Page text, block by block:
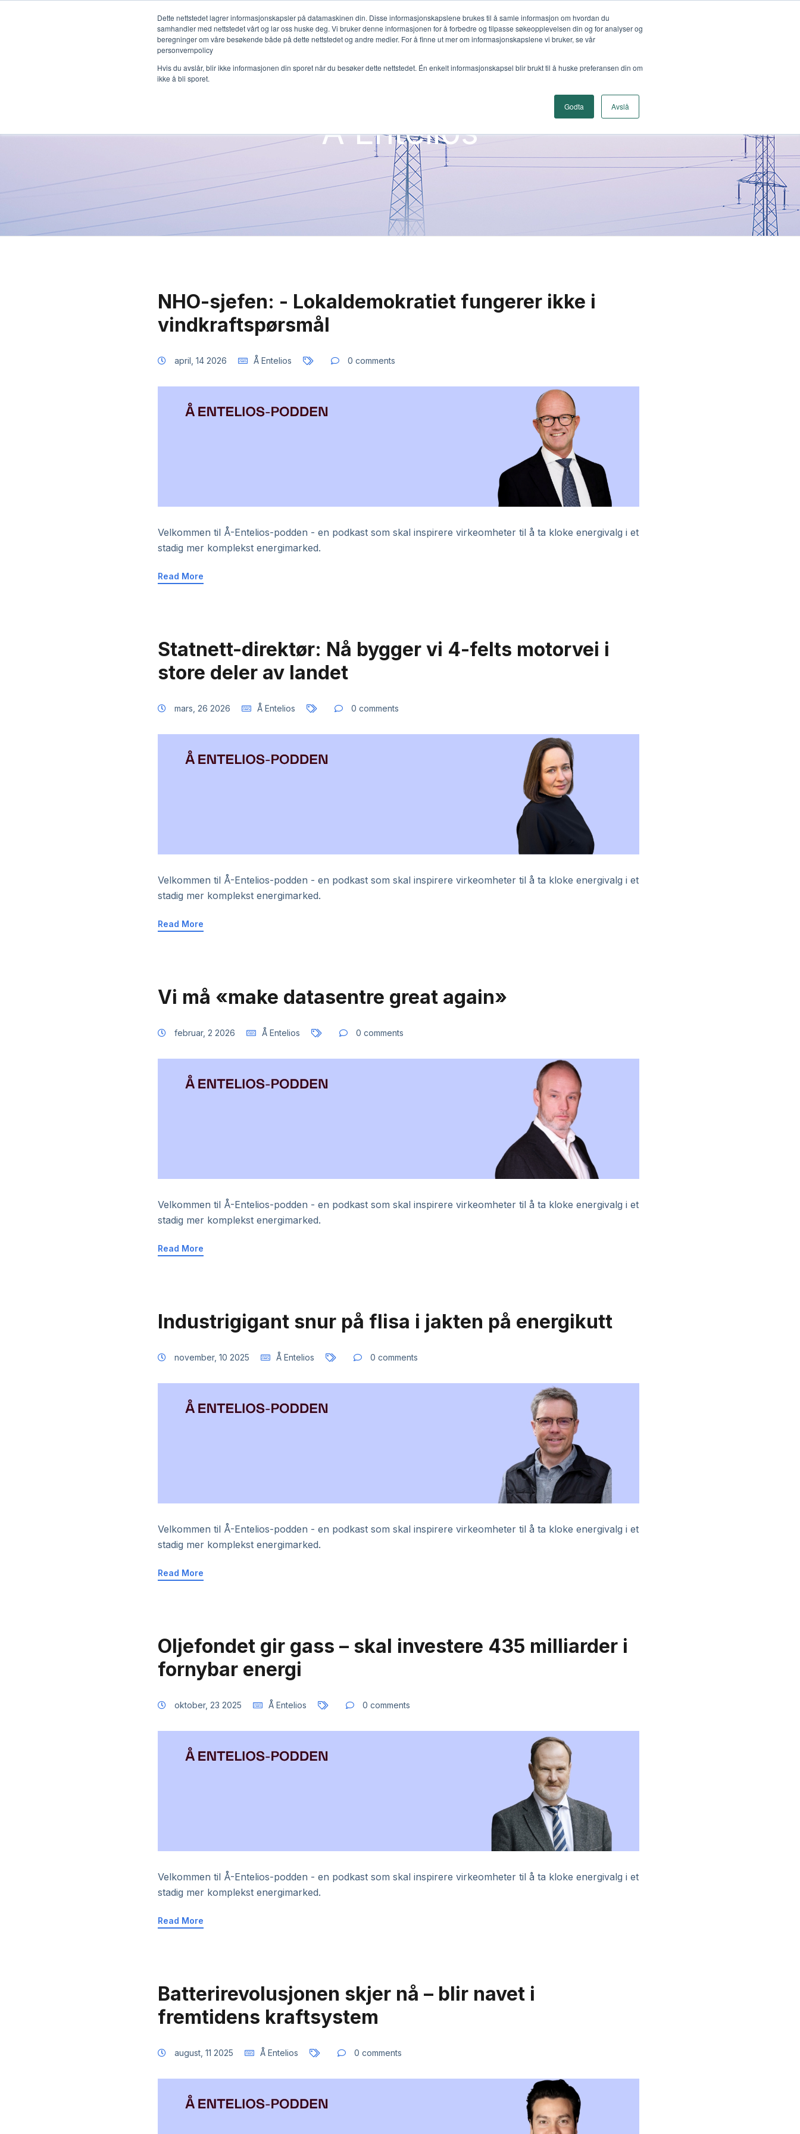
Dette nettstedet lagrer informasjonskapsler på datamaskinen din. Disse informasjonskapslene brukes til å samle informasjon om hvordan du
samhandler med nettstedet vårt og lar oss huske deg. Vi bruker denne informasjonen for å forbedre og tilpasse søkeopplevelsen din og for analyser og
beregninger om våre besøkende både på dette nettstedet og andre medier. For å finne ut mer om informasjonskapslene vi bruker, se vår
personvernpolicy
Hvis du avslår, blir ikke informasjonen din sporet når du besøker dette nettstedet. Én enkelt informasjonskapsel blir brukt til å huske preferansen din om
ikke å bli sporet.
Godta Avslå
Å Entelios
NHO-sjefen: - Lokaldemokratiet fungerer ikke i
vindkraftspørsmål
april, 14 2026 Å Entelios 0 comments
Velkommen til Å-Entelios-podden - en podkast som skal inspirere virkeomheter til å ta kloke energivalg i et
stadig mer komplekst energimarked.
Read More
Statnett-direktør: Nå bygger vi 4-felts motorvei i
store deler av landet
mars, 26 2026 Å Entelios 0 comments
Velkommen til Å-Entelios-podden - en podkast som skal inspirere virkeomheter til å ta kloke energivalg i et
stadig mer komplekst energimarked.
Read More
Vi må «make datasentre great again»
februar, 2 2026 Å Entelios 0 comments
Velkommen til Å-Entelios-podden - en podkast som skal inspirere virkeomheter til å ta kloke energivalg i et
stadig mer komplekst energimarked.
Read More
Industrigigant snur på flisa i jakten på energikutt
november, 10 2025 Å Entelios 0 comments
Velkommen til Å-Entelios-podden - en podkast som skal inspirere virkeomheter til å ta kloke energivalg i et
stadig mer komplekst energimarked.
Read More
Oljefondet gir gass – skal investere 435 milliarder i
fornybar energi
oktober, 23 2025 Å Entelios 0 comments
Velkommen til Å-Entelios-podden - en podkast som skal inspirere virkeomheter til å ta kloke energivalg i et
stadig mer komplekst energimarked.
Read More
Batterirevolusjonen skjer nå – blir navet i
fremtidens kraftsystem
august, 11 2025 Å Entelios 0 comments